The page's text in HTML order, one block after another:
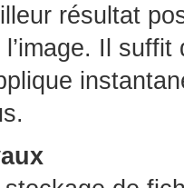
résultat
Il